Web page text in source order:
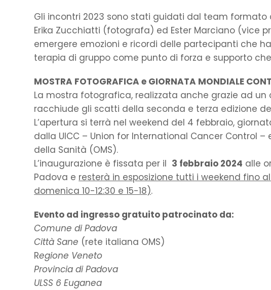
Gli incontri 2023 sono stati guidati dal team formato
Erika Zucchiatti (fotografa) ed Ester Marciano (vice
emergere emozioni e ricordi delle partecipanti che
terapia di gruppo come punto di forza e supporto
MOSTRA FOTOGRAFICA e GIORNATA MONDIALE
La mostra fotografica, realizzata anche grazie ad un
racchiude gli scatti della seconda e terza edizione
L’apertura si terrà nel weekend del 4 febbraio,
dalla UICC – Union for International Cancer Control –
della Sanità (OMS).
L’inaugurazione è fissata per il 3 febbraio 2024 alle
Padova e resterà in esposizione tutti i weekend fino
domenica 10-12:30 e 15-18).
Evento ad ingresso gratuito patrocinato da:
Comune di Padova
Città Sane (rete italiana OMS)
Regione Veneto
Provincia di Padova
ULSS 6 Euganea